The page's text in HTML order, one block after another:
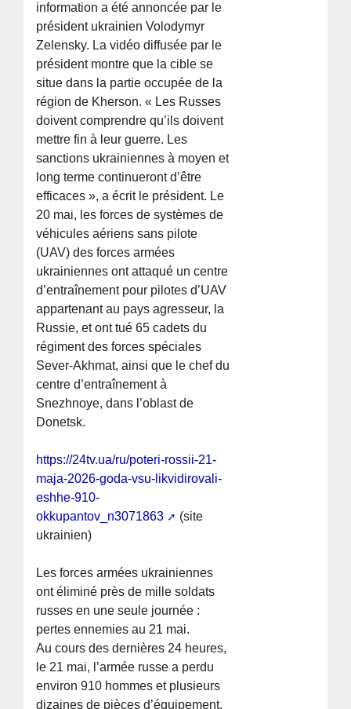
information a été annoncée par le
président ukrainien Volodymyr
Zelensky. La vidéo diffusée par le
président montre que la cible se
situe dans la partie occupée de la
région de Kherson. « Les Russes
doivent comprendre qu’ils doivent
mettre fin à leur guerre. Les
sanctions ukrainiennes à moyen et
long terme continueront d’être
efficaces », a écrit le président. Le
20 mai, les forces de systèmes de
véhicules aériens sans pilote
(UAV) des forces armées
ukrainiennes ont attaqué un centre
d’entraînement pour pilotes d’UAV
appartenant au pays agresseur, la
Russie, et ont tué 65 cadets du
régiment des forces spéciales
Sever-Akhmat, ainsi que le chef du
centre d’entraînement à
Snezhnoye, dans l’oblast de
Donetsk.
https://24tv.ua/ru/poteri-rossii-21-
maja-2026-goda-vsu-likvidirovali-
eshhe-910-
okkupantov_n3071863
(site
ukrainien)
Les forces armées ukrainiennes
ont éliminé près de mille soldats
russes en une seule journée :
pertes ennemies au 21 mai.
Au cours des dernières 24 heures,
le 21 mai, l’armée russe a perdu
environ 910 hommes et plusieurs
dizaines de pièces d’équipement.